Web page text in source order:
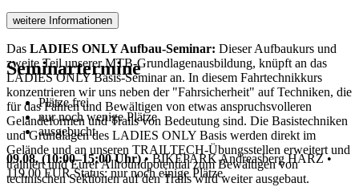
weitere Informationen
Das LADIES ONLY Aufbau-Seminar: Dieser Aufbaukurs und
zweite Teil unserer MTB-Grundlagenausbildung, knüpft an das
LADIES ONLY Basis-Seminar an. In diesem Fahrtechnikkurs
konzentrieren wir uns neben der "Fahrsicherheit" auf Techniken, die
für das Fahren und Bewältigen von etwas anspruchsvolleren
Geländeformen und Trails von Bedeutung sind. Die Basistechniken
und Grundlagen des LADIES ONLY Basis werden direkt im
Gelände und an unseren TRAILTECH-Übungsstellen erweitert und
trainiert und Eurer Allroundpotential zum Bewältigen von
technischen Sektionen auf den Trails wird weiter ausgebaut.
Seminartermine
Plätze frei
nur noch wenige Plätze
ausgebucht
09.08. (10:00–15:00 Uhr)• BIKEPARK Andreasberg HARZ•
119,00 EURStatus: nur noch einige Plätze.